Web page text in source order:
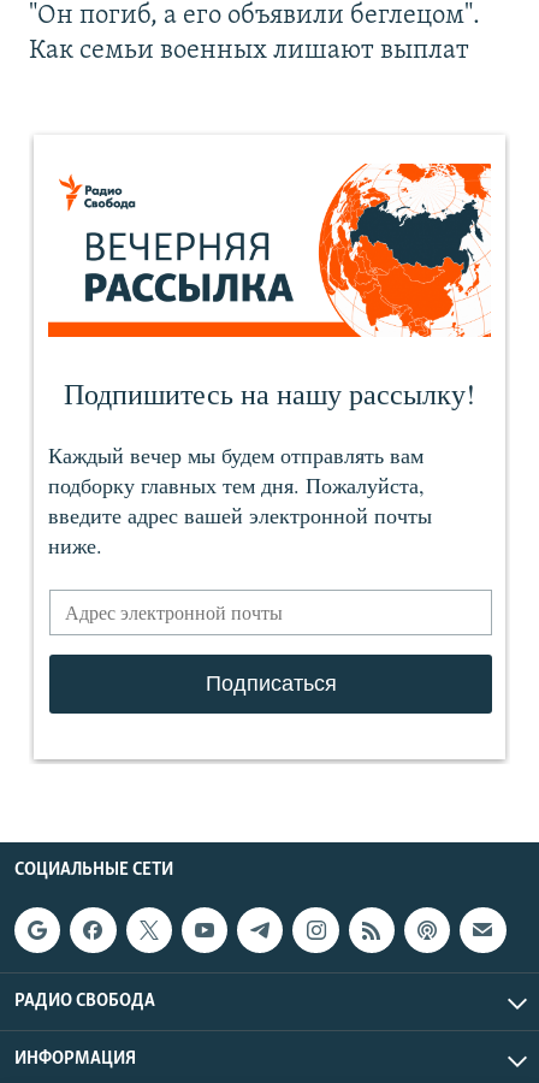
"Он погиб, а его объявили беглецом".
Как семьи военных лишают выплат
СОЦИАЛЬНЫЕ СЕТИ
РАДИО СВОБОДА
ИНФОРМАЦИЯ